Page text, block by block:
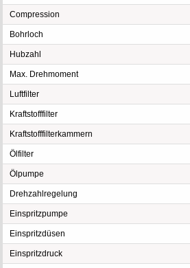
Compression
Bohrloch
Hubzahl
Max. Drehmoment
Luftfilter
Kraftstofffilter
Kraftstofffilterkammern
Ölfilter
Ölpumpe
Drehzahlregelung
Einspritzpumpe
Einspritzdüsen
Einspritzdruck